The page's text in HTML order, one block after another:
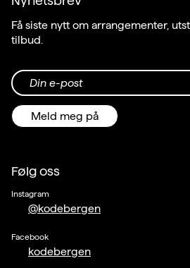
Få siste nytt om arrangementer,
tilbud.
Din e-post
Meld meg på
Følg oss
Instagram
@kodebergen
Facebook
kodebergen